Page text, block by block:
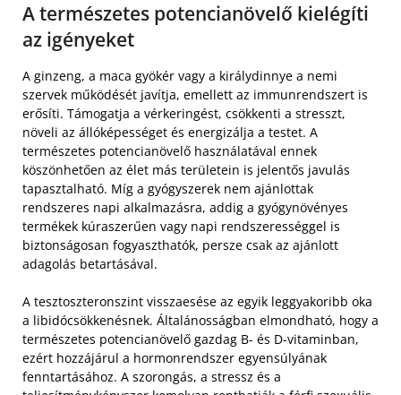
A természetes potencianövelő kielégíti
az igényeket
A ginzeng, a maca gyökér vagy a királydinnye a nemi
szervek működését javítja, emellett az immunrendszert is
erősíti. Támogatja a vérkeringést, csökkenti a stresszt,
növeli az állóképességet és energizálja a testet. A
természetes potencianövelő használatával ennek
köszönhetően az élet más területein is jelentős javulás
tapasztalható. Míg a gyógyszerek nem ajánlottak
rendszeres napi alkalmazásra, addig a gyógynövényes
termékek kúraszerűen vagy napi rendszerességgel is
biztonságosan fogyaszthatók, persze csak az ajánlott
adagolás betartásával.
A tesztoszteronszint visszaesése az egyik leggyakoribb oka
a libidócsökkenésnek. Általánosságban elmondható, hogy a
természetes potencianövelő gazdag B- és D-vitaminban,
ezért hozzájárul a hormonrendszer egyensúlyának
fenntartásához. A szorongás, a stressz és a